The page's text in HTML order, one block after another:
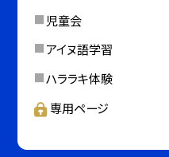
児童会
アイヌ語学習
ハララキ体験
専用ページ